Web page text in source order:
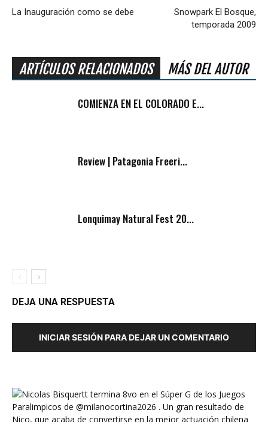
La Inauguración como se debe
Snowpark El Bosque,
temporada 2009
ARTÍCULOS RELACIONADOS MÁS DEL AUTOR
COMIENZA EN EL COLORADO E...
Review | Patagonia Freeri...
Lonquimay Natural Fest 20...
DEJA UNA RESPUESTA
INICIAR SESIÓN PARA DEJAR UN COMENTARIO